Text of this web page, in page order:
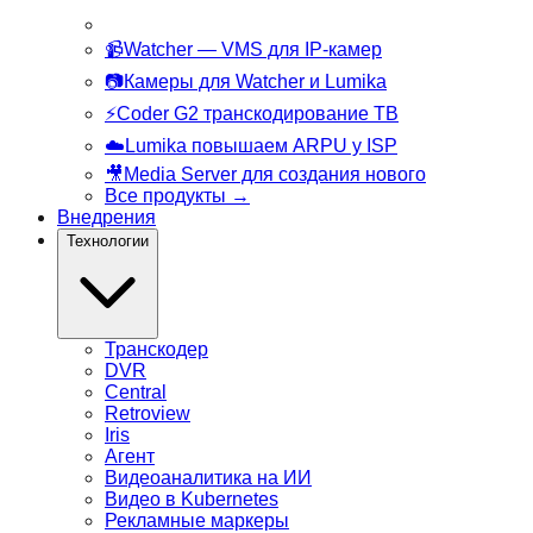
📹Watcher — VMS для IP-камер
📷Камеры для Watcher и Lumika
⚡Coder G2 транскодирование ТВ
☁️ Lumika повышаем ARPU у ISP
🎥 Media Server для создания нового
Все продукты →
Внедрения
Технологии
Транскодер
DVR
Central
Retroview
Iris
Агент
Видеоаналитика на ИИ
Видео в Kubernetes
Рекламные маркеры